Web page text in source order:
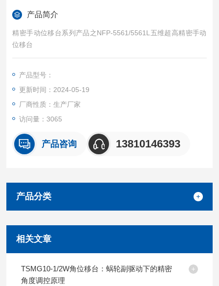
产品简介
精密手动位移台系列产品之NFP-5561/5561L五维超高精密手动
位移台
产品型号：
更新时间：2024-05-19
厂商性质：生产厂家
访问量：3065
产品咨询 13810146393
产品分类
相关文章
TSMG10-1/2W角位移台：蜗轮副驱动下的精密
角度调控原理